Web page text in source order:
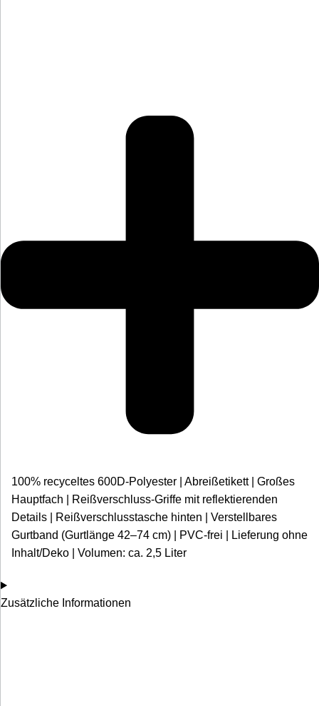
100% recyceltes 600D-Polyester | Abreißetikett | Großes
Hauptfach | Reißverschluss-Griffe mit reflektierenden
Details | Reißverschlusstasche hinten | Verstellbares
Gurtband (Gurtlänge 42–74 cm) | PVC-frei | Lieferung ohne
Inhalt/Deko | Volumen: ca. 2,5 Liter
Zusätzliche Informationen